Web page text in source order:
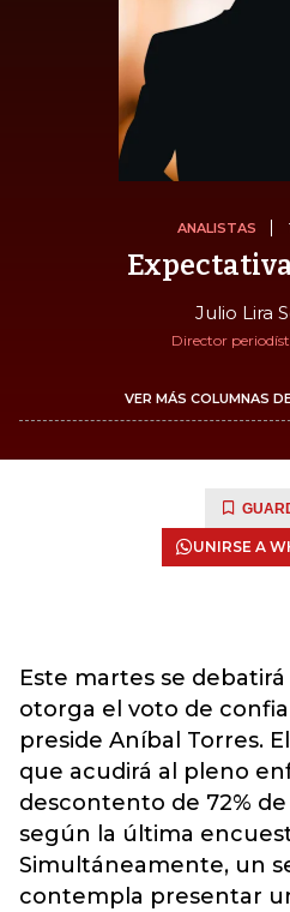
ANALISTAS
Julio Lira
Director
VER MÁS COLUMNAS
UNIRSE A
Este martes se
otorga el voto de
preside Aníbal Torres.
que acudirá al pleno
descontento de 72%
según la última
Simultáneamente, un
contempla presentar